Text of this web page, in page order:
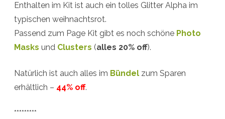
Enthalten im Kit ist auch ein tolles Glitter Alpha im
typischen weihnachtsrot.
Passend zum Page Kit gibt es noch schöne Photo
Masks und Clusters (alles 20% off).
Natürlich ist auch alles im Bündel zum Sparen
erhältlich – 44% off.
*********